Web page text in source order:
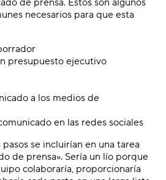
necesarios para que esta
presupuesto ejecutivo
a los medios de
en las redes sociales
pasos se incluirían en una tarea
de prensa». Sería un lío porque
colaboraría, proporcionaría